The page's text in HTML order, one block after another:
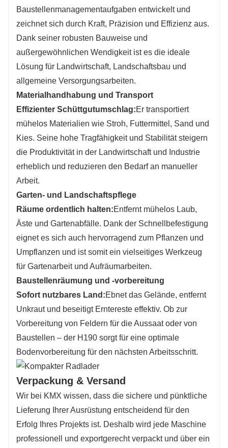
Baustellenmanagementaufgaben entwickelt und
zeichnet sich durch Kraft, Präzision und Effizienz aus.
Dank seiner robusten Bauweise und
außergewöhnlichen Wendigkeit ist es die ideale
Lösung für Landwirtschaft, Landschaftsbau und
allgemeine Versorgungsarbeiten.
Materialhandhabung und Transport
Effizienter Schüttgutumschlag:Er transportiert
mühelos Materialien wie Stroh, Futtermittel, Sand und
Kies. Seine hohe Tragfähigkeit und Stabilität steigern
die Produktivität in der Landwirtschaft und Industrie
erheblich und reduzieren den Bedarf an manueller
Arbeit.
Garten- und Landschaftspflege
Räume ordentlich halten:Entfernt mühelos Laub,
Äste und Gartenabfälle. Dank der Schnellbefestigung
eignet es sich auch hervorragend zum Pflanzen und
Umpflanzen und ist somit ein vielseitiges Werkzeug
für Gartenarbeit und Aufräumarbeiten.
Baustellenräumung und -vorbereitung
Sofort nutzbares Land:Ebnet das Gelände, entfernt
Unkraut und beseitigt Erntereste effektiv. Ob zur
Vorbereitung von Feldern für die Aussaat oder von
Baustellen – der H190 sorgt für eine optimale
Bodenvorbereitung für den nächsten Arbeitsschritt.
Verpackung & Versand
Wir bei KMX wissen, dass die sichere und pünktliche
Lieferung Ihrer Ausrüstung entscheidend für den
Erfolg Ihres Projekts ist. Deshalb wird jede Maschine
professionell und exportgerecht verpackt und über ein